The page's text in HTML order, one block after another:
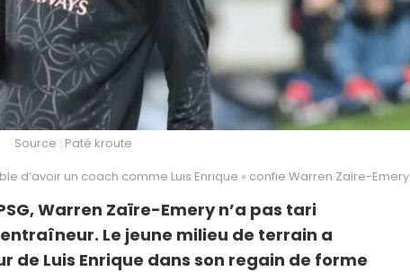
Source : Paté kroute
d’avoir un coach comme Luis Enrique » confie Warren Zaïre-Emery
Warren Zaïre-Emery n’a pas tari
Le jeune milieu de terrain a
de Luis Enrique dans son regain de forme